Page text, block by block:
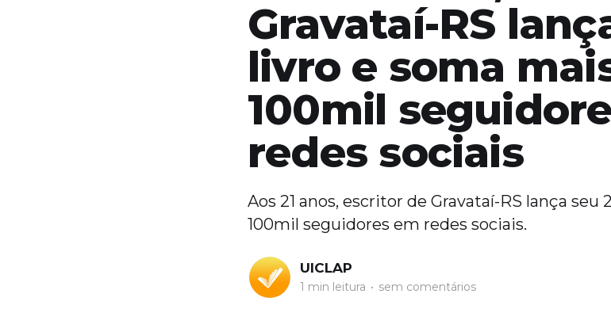
Gravataí-RS
livro e soma
100mil
redes sociais
Aos 21 anos, escritor de Gravataí-RS lança seu
100mil seguidores em redes sociais.
UICLAP
1 min leitura • sem comentários